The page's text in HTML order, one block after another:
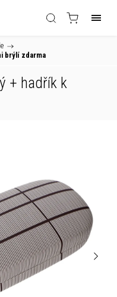
/
brýlí zdarma
+ hadřík k